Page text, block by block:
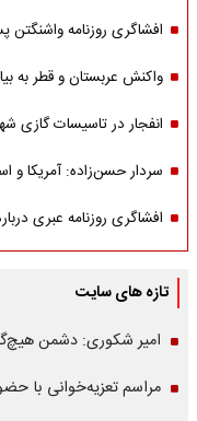
افشاگری روزنامه
واکنش عربستان و قطر به
انفجار در تاسیسات گازی
سردار حسن‌زاده: آمریکا و
افشاگری روزنامه عبری
تازه های سایت
امیر شکوری: دشمن
مراسم تعزیه‌خوانی با